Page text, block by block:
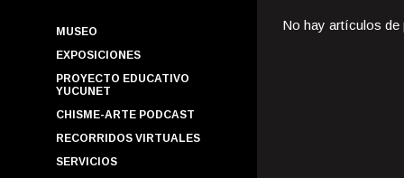
MUSEO
EXPOSICIONES
PROYECTO EDUCATIVO
YUCUNET
CHISME-ARTE PODCAST
RECORRIDOS VIRTUALES
SERVICIOS
No hay artículos de